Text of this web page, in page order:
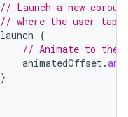
// Launch a new
// where the user
launch {
// Animate to the
animatedOffset.
}